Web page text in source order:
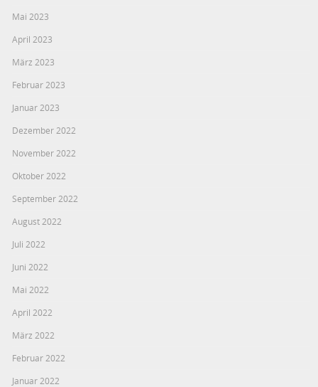
Mai 2023
April 2023
März 2023
Februar 2023
Januar 2023
Dezember 2022
November 2022
Oktober 2022
September 2022
August 2022
Juli 2022
Juni 2022
Mai 2022
April 2022
März 2022
Februar 2022
Januar 2022